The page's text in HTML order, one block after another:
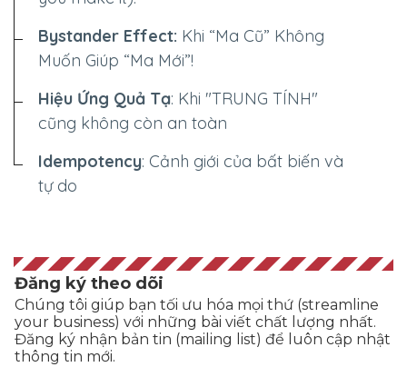
Bystander Effect: Khi “Ma Cũ” Không
Muốn Giúp “Ma Mới”!
Hiệu Ứng Quả Tạ: Khi "TRUNG TÍNH"
cũng không còn an toàn
Idempotency: Cảnh giới của bất biến và
tự do
Đăng ký theo dõi
Chúng tôi giúp bạn tối ưu hóa mọi thứ (streamline
your business) với những bài viết chất lượng nhất.
Đăng ký nhận bản tin (mailing list) để luôn cập nhật
thông tin mới.